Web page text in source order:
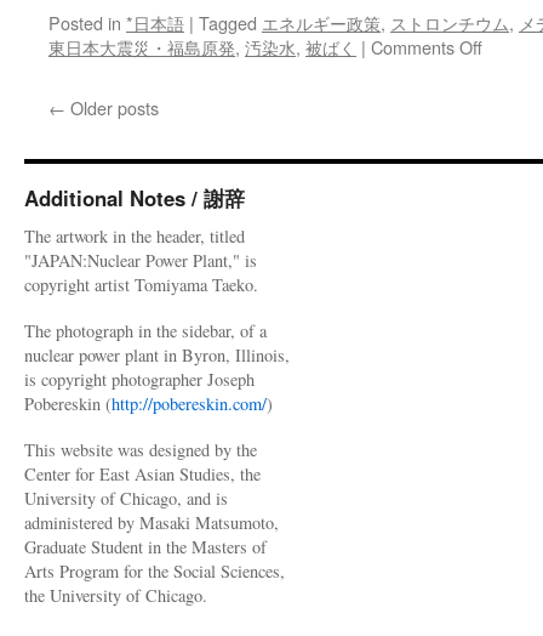
Posted in *日本語 | Tagged エネルギー政策, ストロンチウム,
東日本大震災・福島原発, 汚染水, 被ばく | Comments Offon
測
← Older posts
Additional Notes / 謝辞
The artwork in the header, titled
"JAPAN:Nuclear Power Plant," is
copyright artist Tomiyama Taeko.
The photograph in the sidebar, of a
nuclear power plant in Byron, Illinois,
is copyright photographer Joseph
Pobereskin (http://pobereskin.com/)
This website was designed by the
Center for East Asian Studies, the
University of Chicago, and is
administered by Masaki Matsumoto,
Graduate Student in the Masters of
Arts Program for the Social Sciences,
the University of Chicago.